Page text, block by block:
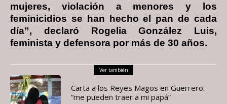
mujeres, violación a menores y los
feminicidios se han hecho el pan de cada
día”, declaró Rogelia González Luis,
feminista y defensora por más de 30 años.
Ver también
Carta a los Reyes Magos en Guerrero:
“me pueden traer a mi papá”